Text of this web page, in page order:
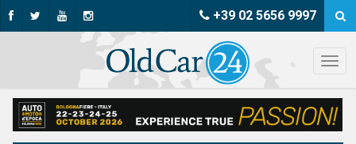
+39 02 5656 9997